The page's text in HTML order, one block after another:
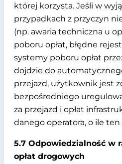
której korzysta. Jeśli w
przypadkach z przyczyn
(np. awaria techniczna u
poboru opłat, błędne
systemy poboru opłat
dojdzie do
przejazd, użytkownik jest
bezpośredniego
za przejazd i opłat
danego operatora, o ile
5.7 Odpowiedzialność w
opłat drogowych